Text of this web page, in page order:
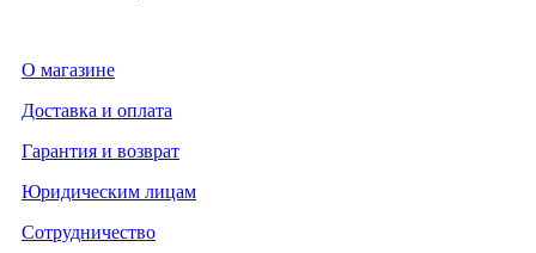
О магазине
Доставка и оплата
Гарантия и возврат
Юридическим лицам
Сотрудничество